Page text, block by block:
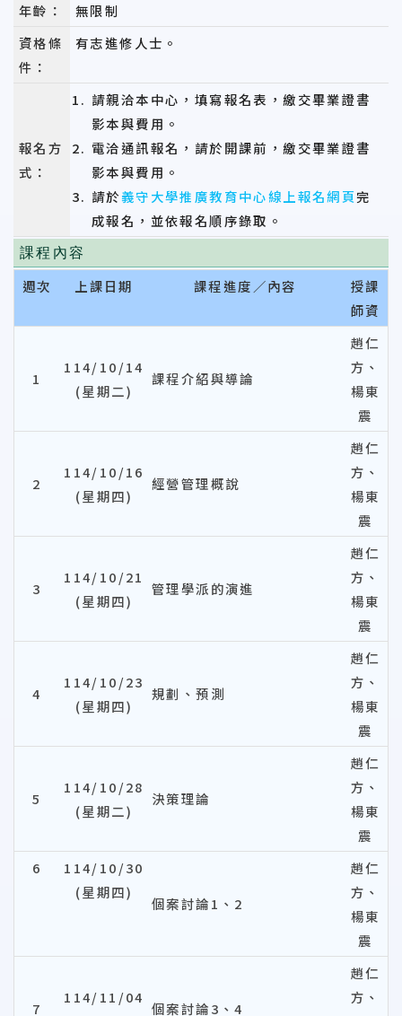
年齡：
無限制
資格條
件：
有志進修人士。
報名方
式：
請親洽本中心，填寫報名表，繳交畢業證書
影本與費用。
電洽通訊報名，請於開課前，繳交畢業證書
影本與費用。
請於義守大學推廣教育中心線上報名網頁完
成報名，並依報名順序錄取。
課程內容
週次 上課日期 課程進度／內容
授課
師資
1
114/10/14
(星期二)
課程介紹與導論
趙仁
方、
楊東
震
2
114/10/16
(星期四)
經營管理概說
趙仁
方、
楊東
震
3
114/10/21
(星期四)
管理學派的演進
趙仁
方、
楊東
震
4
114/10/23
(星期四)
規劃、預測
趙仁
方、
楊東
震
5
114/10/28
(星期二)
決策理論
趙仁
方、
楊東
震
6
114/10/30
(星期四)
個案討論1、2
趙仁
方、
楊東
震
7
114/11/04
個案討論3、4
趙仁
方、